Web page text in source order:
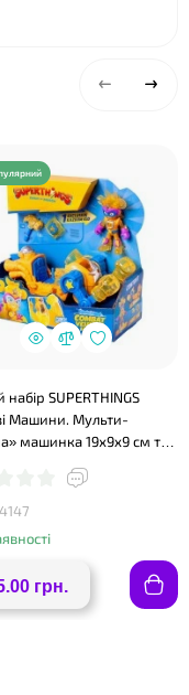
набір SUPERTHINGS
Машини. Мульти-
машинка 19х9х9 см та
грн.